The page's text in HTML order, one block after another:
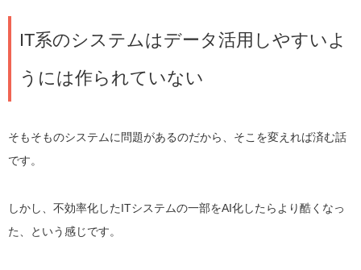
IT系のシステムはデータ活用しやすいよ
うには作られていない
そもそものシステムに問題があるのだから、そこを変えれば済む話
です。
しかし、不効率化したITシステムの一部をAI化したらより酷くなっ
た、という感じです。